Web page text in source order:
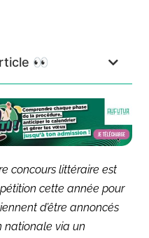
👀
concours littéraire est
cette année pour
d’être annoncés
nationale via un